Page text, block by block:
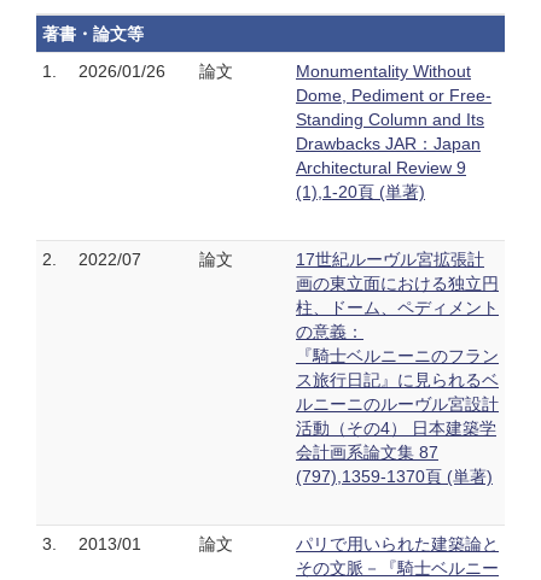
著書・論文等
1.
2026/01/26 論文
Monumentality Without
Dome, Pediment or Free-
Standing Column and Its
Drawbacks JAR：Japan
Architectural Review 9
(1),1-20頁 (単著)
2. 2022/07 論文
17世紀ルーヴル宮拡張計
画の東立面における独立円
柱、ドーム、ペディメント
の意義：
『騎士ベルニーニのフラン
ス旅行日記』に見られるベ
ルニーニのルーヴル宮設計
活動（その4） 日本建築学
会計画系論文集 87
(797),1359-1370頁 (単著)
3. 2013/01 論文
パリで用いられた建築論と
その文脈－『騎士ベルニー